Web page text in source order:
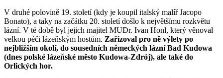
V druhé polovině 19. století (kdy je koupil italský malíř Jacopo
Bonato), a taky na začátku 20. století došlo k největšímu rozkvětu
lázní. V té době byl jejich majitel MUDr. Ivan Honl, který věnoval
velkou péči lázeňským hostům. Zařizoval pro ně výlety po
nejbližším okolí, do sousedních německých lázní Bad Kudowa
(dnes polské lázeňské město Kudowa-Zdrój), ale také do
Orlických hor.